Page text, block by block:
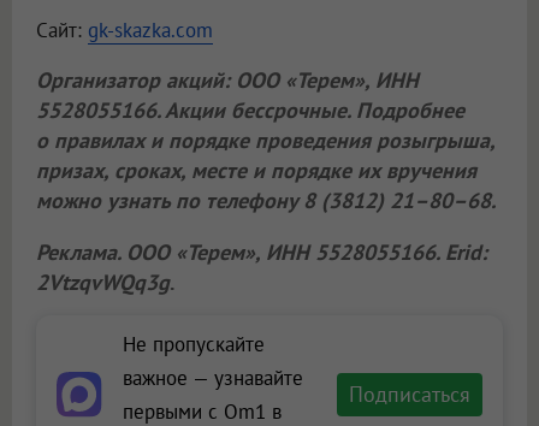
Сайт: gk-skazka.com
Организатор акций: ООО «Терем», ИНН
5528055166. Акции бессрочные. Подробнее
о правилах и порядке проведения розыгрыша,
призах, сроках, месте и порядке их вручения
можно узнать по телефону 8 (3812) 21–80–68.
Реклама. ООО «Терем», ИНН 5528055166. Erid:
2VtzqvWQq3g.
Не пропускайте
важное — узнавайте
первыми с Om1 в
Подписаться